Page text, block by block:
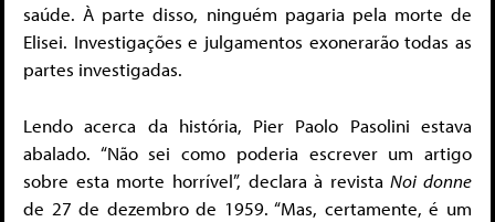
saúde. À parte disso, ninguém pagaria pela morte de
Elisei. Investigações e julgamentos exonerarão todas as
partes investigadas.
Lendo acerca da história, Pier Paolo Pasolini estava
abalado. “Não sei como poderia escrever um artigo
sobre esta morte horrível”, declara à revistaNoi donne
de 27 de dezembro de 1959. “Mas, certamente, é um